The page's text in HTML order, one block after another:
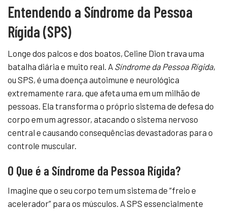
Entendendo a Síndrome da Pessoa
Rígida (SPS)
Longe dos palcos e dos boatos, Celine Dion trava uma
batalha diária e muito real. A Síndrome da Pessoa Rígida,
ou SPS, é uma doença autoimune e neurológica
extremamente rara, que afeta uma em um milhão de
pessoas. Ela transforma o próprio sistema de defesa do
corpo em um agressor, atacando o sistema nervoso
central e causando consequências devastadoras para o
controle muscular.
O Que é a Síndrome da Pessoa Rígida?
Imagine que o seu corpo tem um sistema de “freio e
acelerador” para os músculos. A SPS essencialmente